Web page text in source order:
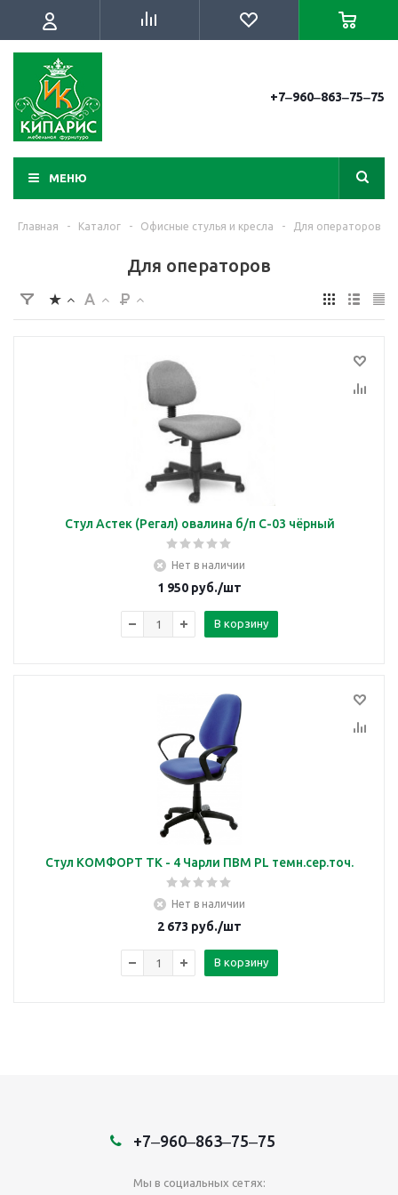
+7‒960‒863‒75‒75
МЕНЮ
Главная - Каталог - Офисные стулья и кресла - Для операторов
Для операторов
Стул Астек (Регал) овалина б/п С-03 чёрный
Нет в наличии
1 950 руб./шт
В корзину
Стул КОМФОРТ ТК - 4 Чарли ПВМ PL темн.сер.точ.
Нет в наличии
2 673 руб./шт
В корзину
+7‒960‒863‒75‒75
Мы в социальных сетях: